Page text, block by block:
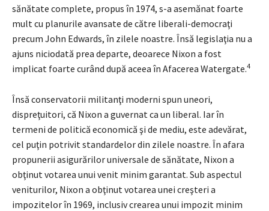
sănătate complete, propus în 1974, s-a asemănat foarte
mult cu planurile avansate de către liberali-democraţi
precum John Edwards, în zilele noastre. Însă legislaţia nu a
ajuns niciodată prea departe, deoarece Nixon a fost
implicat foarte curând după aceea în Afacerea Watergate.4
Însă conservatorii militanţi moderni spun uneori,
dispreţuitori, că Nixon a guvernat ca un liberal. Iar în
termeni de politică economică şi de mediu, este adevărat,
cel puţin potrivit standardelor din zilele noastre. În afara
propunerii asigurărilor universale de sănătate, Nixon a
obţinut votarea unui venit minim garantat. Sub aspectul
veniturilor, Nixon a obţinut votarea unei creşteri a
impozitelor în 1969, inclusiv crearea unui impozit minim